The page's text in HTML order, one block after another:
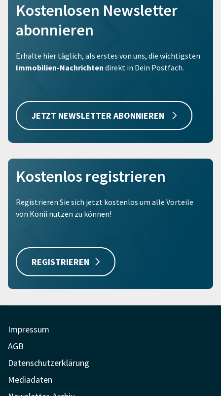
Kostenlosen Newsletter
abonnieren
Erhalte hier täglich, als erstes von uns, die wichtigsten
Immobilien-Nachrichten direkt in Dein Postfach.
JETZT NEWSLETTER ABONNIEREN
Kostenlos registrieren
Registrieren Sie sich jetzt kostenlos um alle Vorteile
von Konii nutzen zu können!
REGISTRIEREN
Impressum
AGB
Datenschutzerklärung
Mediadaten